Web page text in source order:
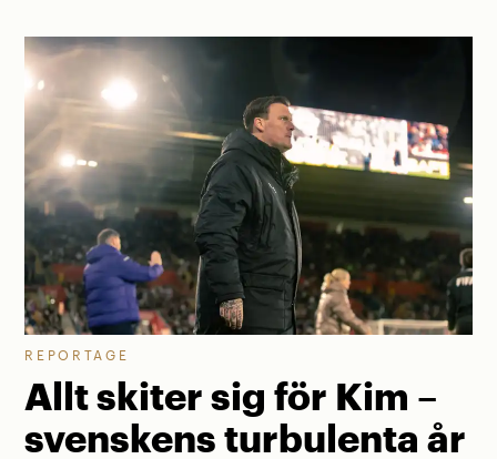
REPORTAGE
Allt skiter sig för Kim –
svenskens turbulenta år